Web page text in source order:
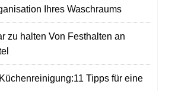
Ihres Waschraums
zu halten Von Festhalten an
Tipps für eine